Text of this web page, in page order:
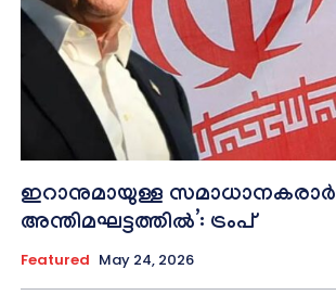
ഇറാനുമായുള്ള സമാധാനകരാർ
അന്തിമഘട്ടത്തിൽ‌’: ട്രംപ്
Featured May 24, 2026